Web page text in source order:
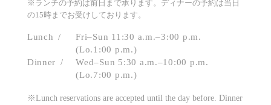
※ランチの予約は前日まで承ります。ディナーの予約は当日
の15時までお受けしております。
Lunch
Fri–Sun 11:30 a.m.–3:00 p.m.
(Lo.1:00 p.m.)
Dinner
Wed–Sun 5:30 a.m.–10:00 p.m.
(Lo.7:00 p.m.)
※Lunch reservations are accepted until the day before. Dinner